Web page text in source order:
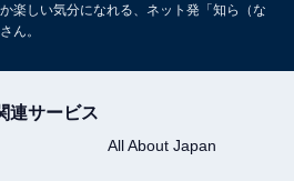
楽しい気分になれる、ネット発「知ら（な
ん。
連サービス
All About Japan